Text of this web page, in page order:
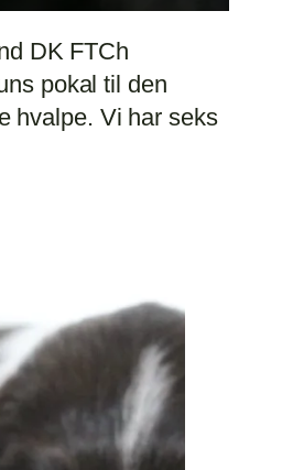
DK FTCh
pokal til den
hvalpe. Vi har seks